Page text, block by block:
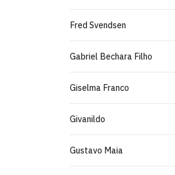
Fred Svendsen
Gabriel Bechara Filho
Giselma Franco
Givanildo
Gustavo Maia